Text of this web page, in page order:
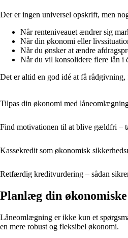
Der er ingen universel opskrift, men
Når renteniveauet ændrer sig
Når din økonomi eller
Når du ønsker at ændre
Når du vil konsolidere flere lån i
Det er altid en god idé at få
Tilpas din økonomi med
Find motivationen til at blive gældfri –
Kassekredit som økonomisk
Retfærdig kreditvurdering – sådan
Planlæg din
Låneomlægning er ikke kun et
en mere robust og fleksibel økonomi.